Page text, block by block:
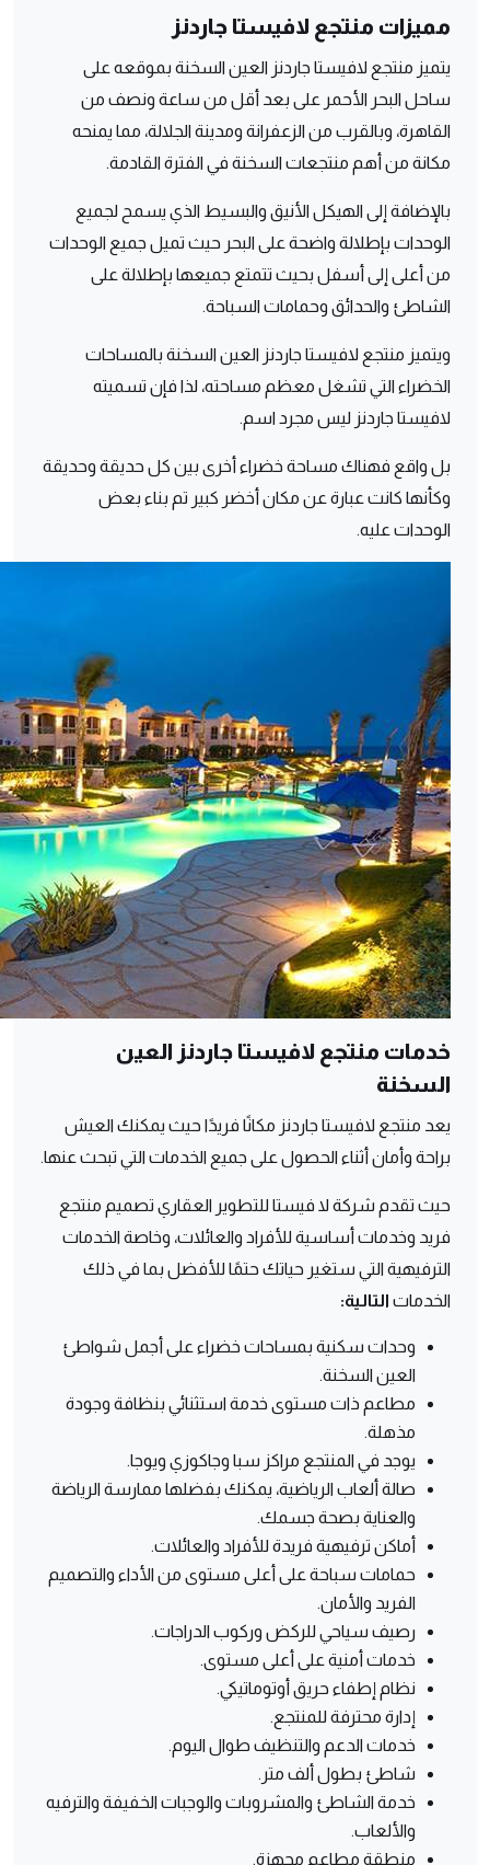
مميزات منتجع لافيستا جاردنز
يتميز منتجع لافيستا جاردنز العين السخنة بموقعه على
ساحل البحر الأحمر على بعد أقل من ساعة ونصف من
القاهرة، وبالقرب من الزعفرانة ومدينة الجلالة، مما يمنحه
مكانة من أهم منتجعات السخنة في الفترة القادمة.
بالإضافة إلى الهيكل الأنيق والبسيط الذي يسمح لجميع
الوحدات بإطلالة واضحة على البحر حيث تميل جميع الوحدات
من أعلى إلى أسفل بحيث تتمتع جميعها بإطلالة على
الشاطئ والحدائق وحمامات السباحة.
ويتميز منتجع لافيستا جاردنز العين السخنة بالمساحات
الخضراء التي تشغل معظم مساحته، لذا فإن تسميته
لافيستا جاردنز ليس مجرد اسم.
بل واقع فهناك مساحة خضراء أخرى بين كل حديقة وحديقة
وكأنها كانت عبارة عن مكان أخضر كبير تم بناء بعض
الوحدات عليه.
خدمات منتجع لافيستا جاردنز العين
السخنة
يعد منتجع لافيستا جاردنز مكانًا فريدًا حيث يمكنك العيش
براحة وأمان أثناء الحصول على جميع الخدمات التي تبحث عنها.
حيث تقدم شركة لا فيستا للتطوير العقاري تصميم منتجع
فريد وخدمات أساسية للأفراد والعائلات، وخاصة الخدمات
الترفيهية التي ستغير حياتك حتمًا للأفضل بما في ذلك
الخدمات التالية:
وحدات سكنية بمساحات خضراء على أجمل شواطئ
العين السخنة.
مطاعم ذات مستوى خدمة استثنائي بنظافة وجودة
مذهلة.
يوجد في المنتجع مراكز سبا وجاكوزي ويوجا.
صالة ألعاب الرياضية، يمكنك بفضلها ممارسة الرياضة
والعناية بصحة جسمك.
أماكن ترفيهية فريدة للأفراد والعائلات.
حمامات سباحة على أعلى مستوى من الأداء والتصميم
الفريد والأمان.
رصيف سياحي للركض وركوب الدراجات.
خدمات أمنية على أعلى مستوى.
نظام إطفاء حريق أوتوماتيكي.
إدارة محترفة للمنتجع.
خدمات الدعم والتنظيف طوال اليوم.
شاطئ بطول ألف متر.
خدمة الشاطئ والمشروبات والوجبات الخفيفة والترفيه
والألعاب.
منطقة مطاعم مجهزة.